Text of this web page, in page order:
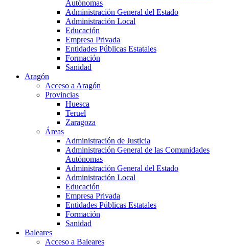
Autónomas
Administración General del Estado
Administración Local
Educación
Empresa Privada
Entidades Públicas Estatales
Formación
Sanidad
Aragón
Acceso a Aragón
Provincias
Huesca
Teruel
Zaragoza
Áreas
Administración de Justicia
Administración General de las Comunidades
Autónomas
Administración General del Estado
Administración Local
Educación
Empresa Privada
Entidades Públicas Estatales
Formación
Sanidad
Baleares
Acceso a Baleares